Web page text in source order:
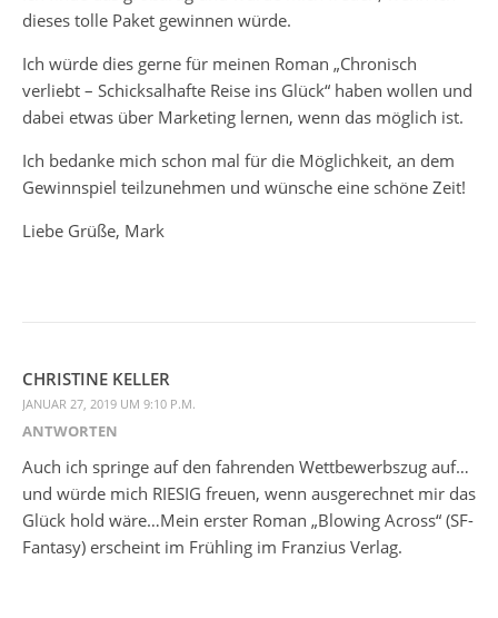
dieses tolle Paket gewinnen würde.
Ich würde dies gerne für meinen Roman „Chronisch
verliebt – Schicksalhafte Reise ins Glück“ haben wollen und
dabei etwas über Marketing lernen, wenn das möglich ist.
Ich bedanke mich schon mal für die Möglichkeit, an dem
Gewinnspiel teilzunehmen und wünsche eine schöne Zeit!
Liebe Grüße, Mark
CHRISTINE KELLER
JANUAR 27, 2019 UM 9:10 P.M.
ANTWORTEN
Auch ich springe auf den fahrenden Wettbewerbszug auf…
und würde mich RIESIG freuen, wenn ausgerechnet mir das
Glück hold wäre…Mein erster Roman „Blowing Across“ (SF-
Fantasy) erscheint im Frühling im Franzius Verlag.